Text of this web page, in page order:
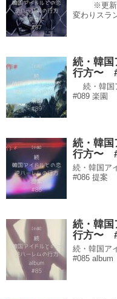
※更新が
変わりスラ
続・韓国
行方〜
続・韓国
#089 楽園
続・韓国
行方〜
続・韓国ア
#086 提案
続・韓国
行方〜
続・韓国ア
#085